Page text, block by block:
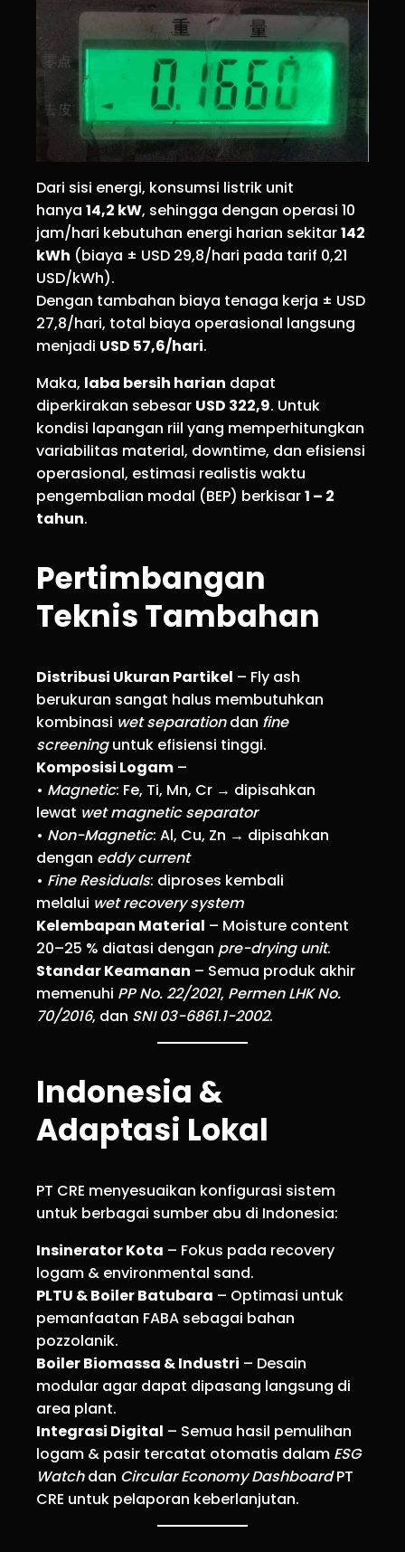
Dari sisi energi, konsumsi listrik unit
hanya 14,2 kW, sehingga dengan operasi 10
jam/hari kebutuhan energi harian sekitar142
kWh (biaya ± USD 29,8/hari pada tarif 0,21
USD/kWh).
Dengan tambahan biaya tenaga kerja ± USD
27,8/hari, total biaya operasional langsung
menjadi USD 57,6/hari.
Maka, laba bersih harian dapat
diperkirakan sebesar USD 322,9. Untuk
kondisi lapangan riil yang memperhitungkan
variabilitas material, downtime, dan efisiensi
operasional, estimasi realistis waktu
pengembalian modal (BEP) berkisar1 – 2
tahun.
Pertimbangan
Teknis Tambahan
Distribusi Ukuran Partikel – Fly ash
berukuran sangat halus membutuhkan
kombinasi wet separationdan fine
screeninguntuk efisiensi tinggi.
Komposisi Logam –
• Magnetic: Fe, Ti, Mn, Cr → dipisahkan
lewat wet magnetic separator
• Non-Magnetic: Al, Cu, Zn → dipisahkan
dengan eddy current
• Fine Residuals: diproses kembali
melalui wet recovery system
Kelembapan Material – Moisture content
20–25 % diatasi dengan pre-drying unit.
Standar Keamanan – Semua produk akhir
memenuhi PP No. 22/2021, Permen LHK No.
70/2016, dan SNI 03-6861.1-2002.
Indonesia &
Adaptasi Lokal
PT CRE menyesuaikan konfigurasi sistem
untuk berbagai sumber abu di Indonesia:
Insinerator Kota – Fokus pada recovery
logam & environmental sand.
PLTU & Boiler Batubara – Optimasi untuk
pemanfaatan FABA sebagai bahan
pozzolanik.
Boiler Biomassa & Industri – Desain
modular agar dapat dipasang langsung di
area plant.
Integrasi Digital – Semua hasil pemulihan
logam & pasir tercatat otomatis dalam ESG
Watchdan Circular Economy DashboardPT
CRE untuk pelaporan keberlanjutan.